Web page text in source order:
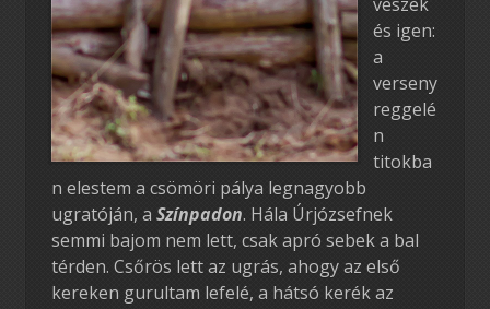
veszek
és igen:
a
verseny
reggelé
n
titokba
n elestem a csömöri pálya legnagyobb
ugratóján, a Színpadon. Hála Úrjózsefnek
semmi bajom nem lett, csak apró sebek a bal
térden. Csőrös lett az ugrás, ahogy az első
kereken gurultam lefelé, a hátsó kerék az